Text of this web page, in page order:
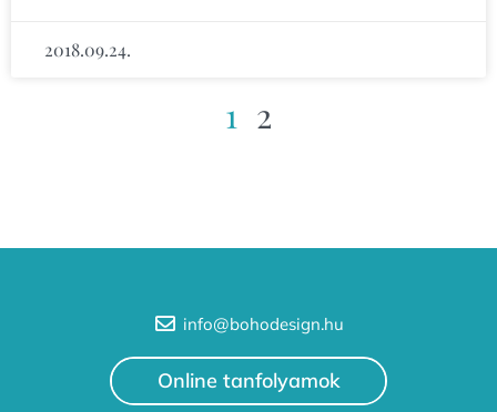
2018.09.24.
1 2
info@bohodesign.hu
Online tanfolyamok